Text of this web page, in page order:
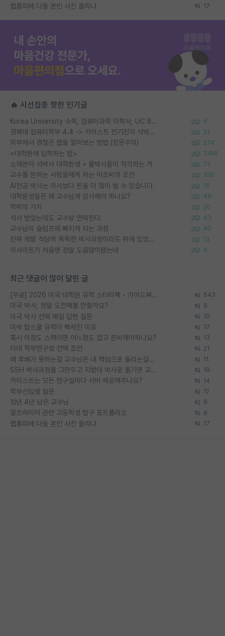
랩홈피에 다들 본인 사진 올리냐 17
🔥 시선집중 핫한 인기글
Korea University 수학, 컴퓨터과학 이학사, UC Berkeley 산업공학 대학원 공학박사가 되는 것은 쉽지 않겠죠? 6
경북대 컴퓨터학부 4.4 -> 카이스트 전기전자 석박사통합과정 합격 21
외부에서 괜찮은 랩을 알아보는 방법 (장문주의) 274
<대학원에 입학하는 법> 1388
소재분야 석박사 대학원생 + 물박사들이 착각하는 거 71
교수를 원하는 사람들에게 하는 아조씨의 조언 106
AI전공 박사는 의사보다 돈을 더 많이 벌 수 있습니다. 16
대학원생들은 왜 교수님께 감사해야 하나요? 49
학위의 가치 20
석사 받았는데도 교수랑 연락한다. 43
교수님이 슬럼프에 빠지게 되는 과정 40
진짜 제발 적당히 똑똑한 박사과정이라도 위에 있었으면.. 13
이사이트가 처음엔 정말 도움많이됐는데 9
최근 댓글이 많이 달린 글
[무료] 2026 미국 대학원 유학 스타터팩 - 가이드북 & 합격자 컨택메일 템플릿 643
미국 박사, 정말 도전해볼 만할까요? 9
미국 박사 컨택 메일 답변 질문 10
미박 탑스쿨 유학이 빡세진 이유 17
혹시 이정도 스펙이면 어느정도 잡고 준비해야하나요? 13
타대 학부연구생 컨택 조언 21
왜 후배가 못하는걸 교수님은 내 책임으로 돌리는걸까요? 11
SSH 박사과정을 그만두고 지방대 박사로 옮기면 교수의 꿈은 끝일까요? 19
카이스트는 모든 연구실마다 서버 제공해주나요? 14
학부신입생 질문 12
정년 4년 남은 교수님 8
알츠하이머 관련 고등학생 탐구 포트폴리오 9
랩홈피에 다들 본인 사진 올리냐 17